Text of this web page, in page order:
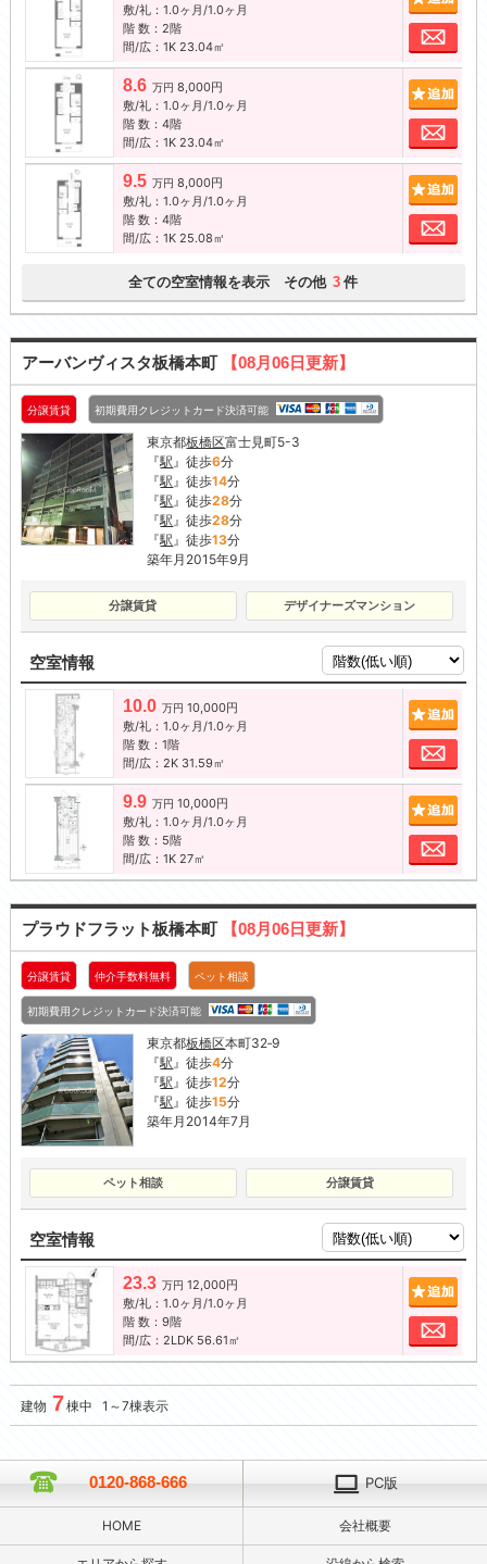
敷/礼：1.0ヶ月/1.0ヶ月
階 数：2階
間/広：1K 23.04㎡
お
8.6 万円 8,000円
敷/礼：1.0ヶ月/1.0ヶ月
階 数：4階
間/広：1K 23.04㎡
お
9.5 万円 8,000円
敷/礼：1.0ヶ月/1.0ヶ月
階 数：4階
間/広：1K 25.08㎡
お
全ての空室情報を表示 その他 3 件
アーバンヴィスタ板橋本町 【08月06日更新】
分譲賃貸 初期費用クレジットカード決済可能
東京都板橋区富士見町5-3
『駅 』徒歩6分
『駅 』徒歩14分
『駅 』徒歩28分
『駅 』徒歩28分
『駅 』徒歩13分
築年月2015年9月
分譲賃貸 デザイナーズマンション
空室情報
10.0 万円 10,000円
敷/礼：1.0ヶ月/1.0ヶ月
階 数：1階
間/広：2K 31.59㎡
お
9.9 万円 10,000円
敷/礼：1.0ヶ月/1.0ヶ月
階 数：5階
間/広：1K 27㎡
お
プラウドフラット板橋本町 【08月06日更新】
分譲賃貸 仲介手数料無料 ペット相談
初期費用クレジットカード決済可能
東京都板橋区本町32‐9
『駅 』徒歩4分
『駅 』徒歩12分
『駅 』徒歩15分
築年月2014年7月
ペット相談 分譲賃貸
空室情報
23.3 万円 12,000円
敷/礼：1.0ヶ月/1.0ヶ月
階 数：9階
間/広：2LDK 56.61㎡
お
建物 7棟中 1～7棟表示
0120-868-666 PC版
HOME 会社概要